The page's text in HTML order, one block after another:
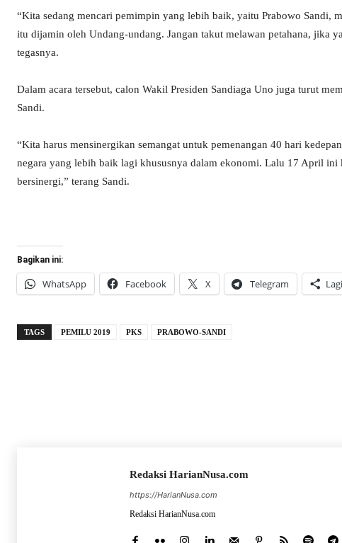
“Kita sedang mencari pemimpin yang lebih baik, yaitu Prabowo Sandi,
itu dijamin oleh Undang-undang. Jangan takut melawan petahana, jika
tegasnya.
Dalam acara tersebut, calon Wakil Presiden Sandiaga Uno juga turut
Sandi.
“Kita harus mensinergikan semangat untuk pemenangan 40 hari
negara yang lebih baik lagi khususnya dalam ekonomi. Lalu 17 April
bersinergi,” terang Sandi.
Bagikan ini:
WhatsApp Facebook X Telegram Lagi
TAGS PEMILU 2019 PKS PRABOWO-SANDI
Redaksi HarianNusa.com
https://HarianNusa.com
Redaksi HarianNusa.com